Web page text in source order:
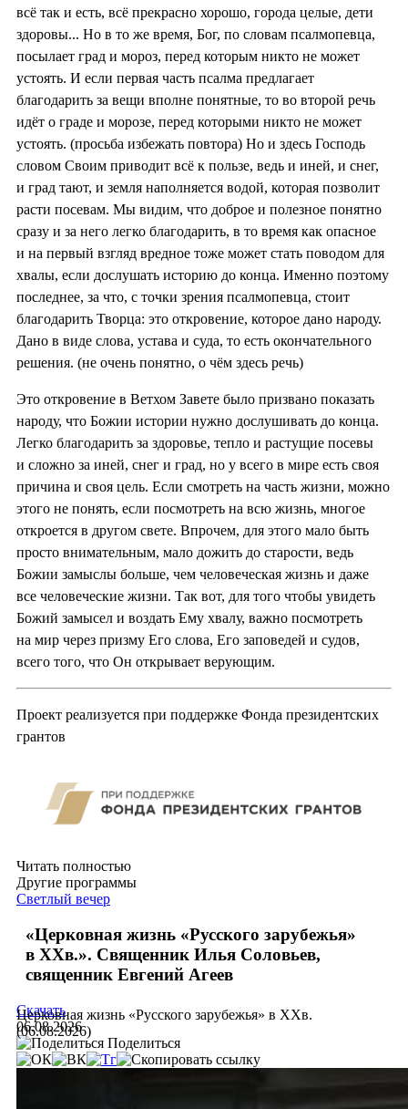
всё так и есть, всё прекрасно хорошо, города целые, дети
здоровы... Но в то же время, Бог, по словам псалмопевца,
посылает град и мороз, перед которым никто не может
устоять. И если первая часть псалма предлагает
благодарить за вещи вполне понятные, то во второй речь
идёт о граде и морозе, перед которыми никто не может
устоять. (просьба избежать повтора) Но и здесь Господь
словом Своим приводит всё к пользе, ведь и иней, и снег,
и град тают, и земля наполняется водой, которая позволит
расти посевам. Мы видим, что доброе и полезное понятно
сразу и за него легко благодарить, в то время как опасное
и на первый взгляд вредное тоже может стать поводом для
хвалы, если дослушать историю до конца. Именно поэтому
последнее, за что, с точки зрения псалмопевца, стоит
благодарить Творца: это откровение, которое дано народу.
Дано в виде слова, устава и суда, то есть окончательного
решения. (не очень понятно, о чём здесь речь)
Это откровение в Ветхом Завете было призвано показать
народу, что Божии истории нужно дослушивать до конца.
Легко благодарить за здоровье, тепло и растущие посевы
и сложно за иней, снег и град, но у всего в мире есть своя
причина и своя цель. Если смотреть на часть жизни, можно
этого не понять, если посмотреть на всю жизнь, многое
откроется в другом свете. Впрочем, для этого мало быть
просто внимательным, мало дожить до старости, ведь
Божии замыслы больше, чем человеческая жизнь и даже
все человеческие жизни. Так вот, для того чтобы увидеть
Божий замысел и воздать Ему хвалу, важно посмотреть
на мир через призму Его слова, Его заповедей и судов,
всего того, что Он открывает верующим.
Проект реализуется при поддержке Фонда президентских
грантов
Читать полностью
Другие программы
Светлый вечер
«Церковная жизнь «Русского зарубежья»
в ХХв.». Священник Илья Соловьев,
священник Евгений Агеев
Церковная жизнь «Русского зарубежья» в ХХв.
(06.08.2026)
Скачать
06.08.2026
Поделиться